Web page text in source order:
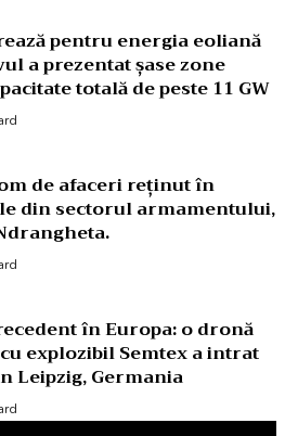
pentru energia eoliană
a prezentat șase zone
totală de peste 11 GW
de afaceri reținut în
din sectorul armamentului,
în Europa: o dronă
explozibil Semtex a intrat
Leipzig, Germania